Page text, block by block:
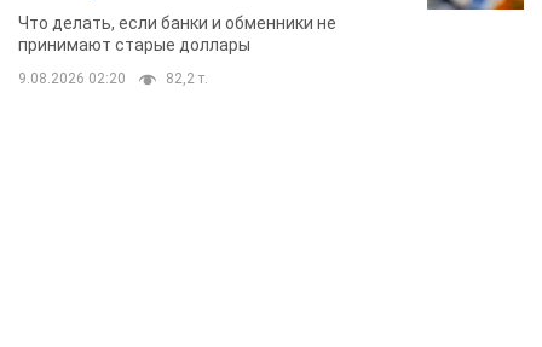
банки такие купюры
Что делать, если банки и обменники не
принимают старые доллары
9.08.2026 02:20 82,2 т.